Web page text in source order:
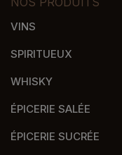
VINS
SPIRITUEUX
WHISKY
ÉPICERIE SALÉE
ÉPICERIE SUCRÉE